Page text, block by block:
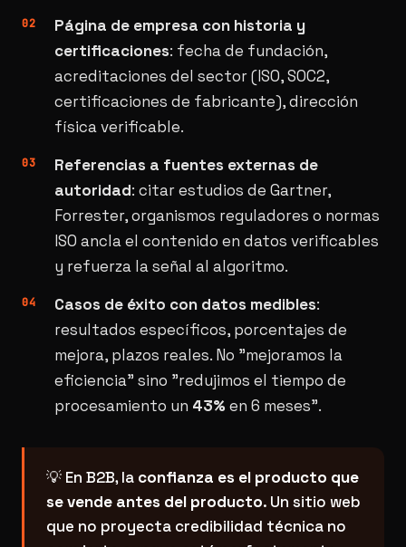
Página de empresa con historia y
certificaciones: fecha de fundación,
acreditaciones del sector (ISO, SOC2,
certificaciones de fabricante), dirección
física verificable.
Referencias a fuentes externas de
autoridad: citar estudios de Gartner,
Forrester, organismos reguladores o normas
ISO ancla el contenido en datos verificables
y refuerza la señal al algoritmo.
Casos de éxito con datos medibles:
resultados específicos, porcentajes de
mejora, plazos reales. No "mejoramos la
eficiencia" sino "redujimos el tiempo de
procesamiento un 43% en 6 meses".
💡 En B2B, la confianza es el producto que
se vende antes del producto. Un sitio web
que no proyecta credibilidad técnica no